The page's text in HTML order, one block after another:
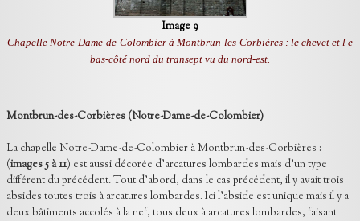
Image 9
Chapelle Notre-Dame-de-Colombier à Montbrun-les-Corbières : le chevet et l e
bas-côté nord du transept vu du nord-est.
Montbrun-des-Corbières (Notre-Dame-de-Colombier)
La chapelle Notre-Dame-de-Colombier à Montbrun-des-Corbières :
(images 5 à 11) est aussi décorée d’arcatures lombardes mais d’un type
différent du précédent. Tout d’abord, dans le cas précédent, il y avait trois
absides toutes trois à arcatures lombardes. Ici l’abside est unique mais il y a
deux bâtiments accolés à la nef, tous deux à arcatures lombardes, faisant